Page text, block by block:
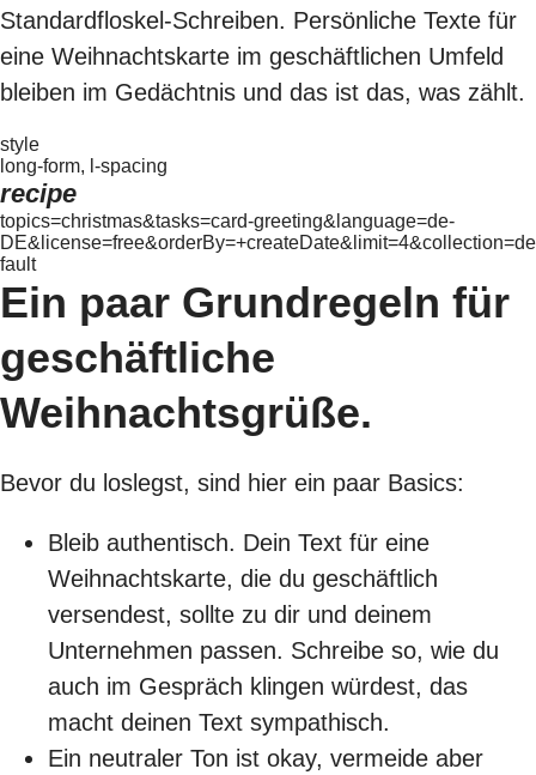
Standardfloskel-Schreiben. Persönliche Texte für
eine Weihnachtskarte im geschäftlichen Umfeld
bleiben im Gedächtnis und das ist das, was zählt.
style
long-form, l-spacing
recipe
topics=christmas&tasks=card-greeting&language=de-
DE&license=free&orderBy=+createDate&limit=4&collection=de
fault
Ein paar Grundregeln für
geschäftliche
Weihnachtsgrüße.
Bevor du loslegst, sind hier ein paar Basics:
Bleib authentisch. Dein Text für eine
Weihnachtskarte, die du geschäftlich
versendest, sollte zu dir und deinem
Unternehmen passen. Schreibe so, wie du
auch im Gespräch klingen würdest, das
macht deinen Text sympathisch.
Ein neutraler Ton ist okay, vermeide aber